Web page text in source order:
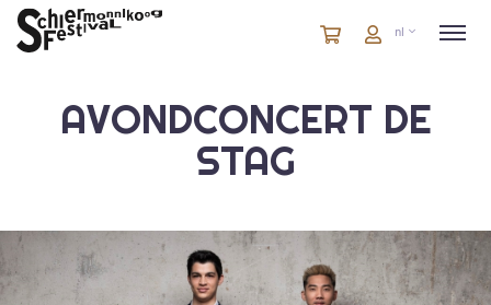
Winkelmandje
artikelen
Account
nl
AVONDCONCERT DE
STAG